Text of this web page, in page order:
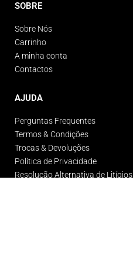
SOBRE
Sobre Nós
Carrinho
A minha conta
Contactos
AJUDA
Perguntas Frequentes
Termos & Condições
Trocas & Devoluções
Política de Privacidade
Resolução Alternativa de Litígios